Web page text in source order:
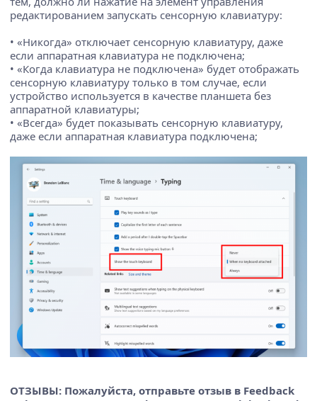
редактированием запускать сенсорную клавиатуру:
• «Никогда» отключает сенсорную клавиатуру, даже
если аппаратная клавиатура не подключена;
• «Когда клавиатура не подключена» будет отображать
сенсорную клавиатуру только в том случае, если
устройство используется в качестве планшета без
аппаратной клавиатуры;
• «Всегда» будет показывать сенсорную клавиатуру,
даже если аппаратная клавиатура подключена;
ОТЗЫВЫ: Пожалуйста, отправьте отзыв в Feedback